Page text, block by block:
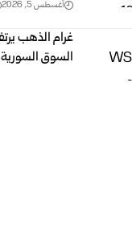
أغسطس 5, 2026
السوق السورية‎